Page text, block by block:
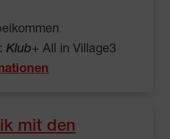
Klub+ All in Village3
mit den